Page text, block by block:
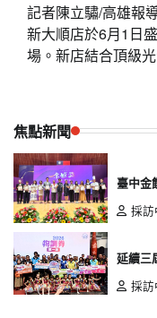
記者陳立驌/高雄報
新大順店於6月1日
場。新店結合頂級
焦點新聞
臺中金
採訪
延續三
採訪